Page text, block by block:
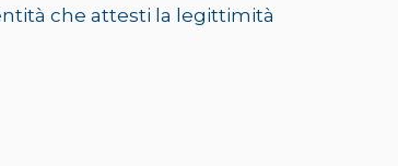
che attesti la legittimità